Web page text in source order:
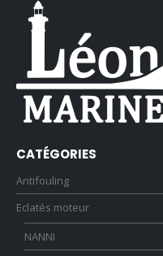
CATÉGORIES
Antifouling
Eclatés moteur
NANNI